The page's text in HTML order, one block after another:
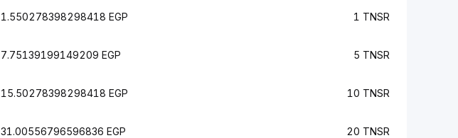
1.550278398298418 EGP 1 TNSR
7.75139199149209 EGP 5 TNSR
15.50278398298418 EGP 10 TNSR
31.00556796596836 EGP 20 TNSR